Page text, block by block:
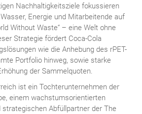
Nachhaltigkeitsziele fokussieren
Energie und Mitarbeitende auf
Without Waste“ – eine Welt ohne
Strategie fördert Coca-Cola
wie die Anhebung des rPET-
Portfolio hinweg, sowie starke
der Sammelquoten.
ist ein Tochterunternehmen der
einem wachstumsorientierten
strategischen Abfüllpartner der The